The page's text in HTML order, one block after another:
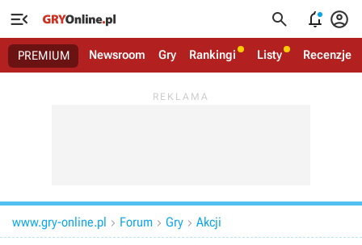
   
PREMIUM Newsroom Gry Rankingi Listy Recenzje
www.gry-online.pl  Forum  Gry  Akcji